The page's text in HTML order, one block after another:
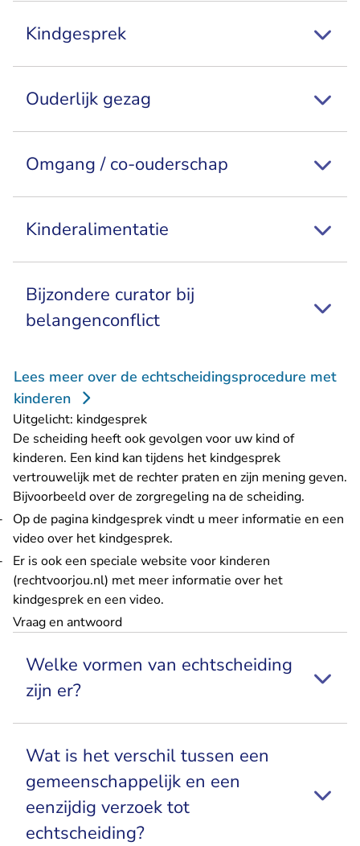
Kindgesprek
Ouderlijk gezag
Omgang / co-ouderschap
Kinderalimentatie
Bijzondere curator bij
belangenconflict
Lees meer over de echtscheidingsprocedure met
kinderen
Uitgelicht: kindgesprek
De scheiding heeft ook gevolgen voor uw kind of
kinderen. Een kind kan tijdens het kindgesprek
vertrouwelijk met de rechter praten en zijn mening geven.
Bijvoorbeeld over de zorgregeling na de scheiding.
Op de pagina kindgesprekvindt u meer informatie en een
video over het kindgesprek.
Er is ook een speciale website voor kinderen
(rechtvoorjou.nl) - U verlaat Rechtspraak.nl
met meer informatie over het
kindgesprek en een video.
Vraag en antwoord
Welke vormen van echtscheiding
zijn er?
Wat is het verschil tussen een
gemeenschappelijk en een
eenzijdig verzoek tot
echtscheiding?